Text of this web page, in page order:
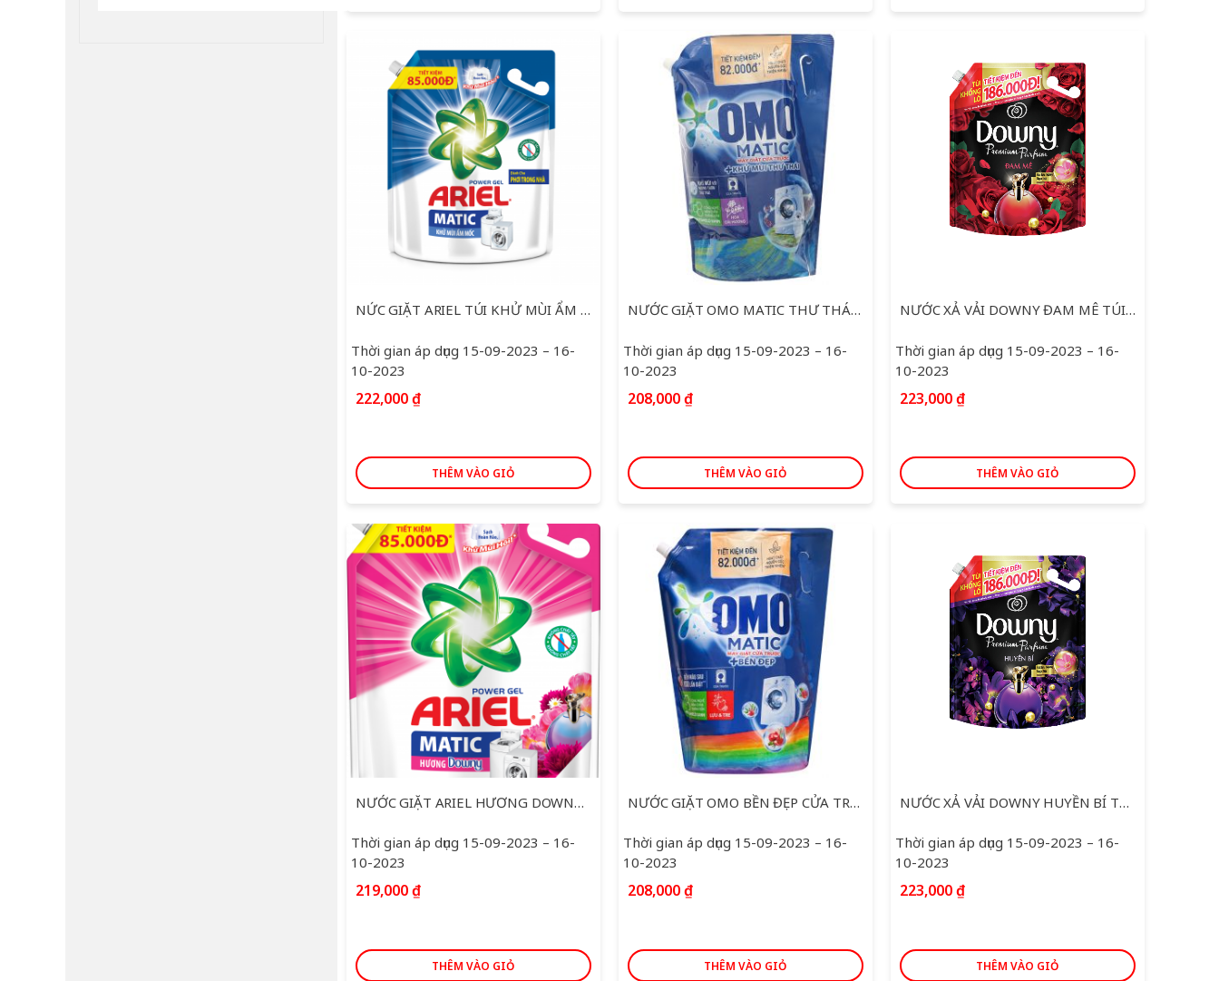
NỨC GIẶT ARIEL TÚI KHỬ MÙI ẨM MỐC 3,25KG
Thời gian áp dụng 15-09-2023 – 16-
10-2023
222,000₫
THÊM VÀO GIỎ
NƯỚC GIẶT OMO MATIC THƯ THÁI CỬA TRƯỚC TÚI 3.7KG
Thời gian áp dụng 15-09-2023 – 16-
10-2023
208,000₫
THÊM VÀO GIỎ
NƯỚC XẢ VẢI DOWNY ĐAM MÊ TÚI 3L
Thời gian áp dụng 15-09-2023 – 16-
10-2023
223,000₫
THÊM VÀO GIỎ
NƯỚC GIẶT ARIEL HƯƠNG DOWNY TÚI 3.25L
Thời gian áp dụng 15-09-2023 – 16-
10-2023
219,000₫
THÊM VÀO GIỎ
NƯỚC GIẶT OMO BỀN ĐẸP CỬA TRƯỚC TÚI 3.7KG
Thời gian áp dụng 15-09-2023 – 16-
10-2023
208,000₫
THÊM VÀO GIỎ
NƯỚC XẢ VẢI DOWNY HUYỀN BÍ TÚI 3L
Thời gian áp dụng 15-09-2023 – 16-
10-2023
223,000₫
THÊM VÀO GIỎ